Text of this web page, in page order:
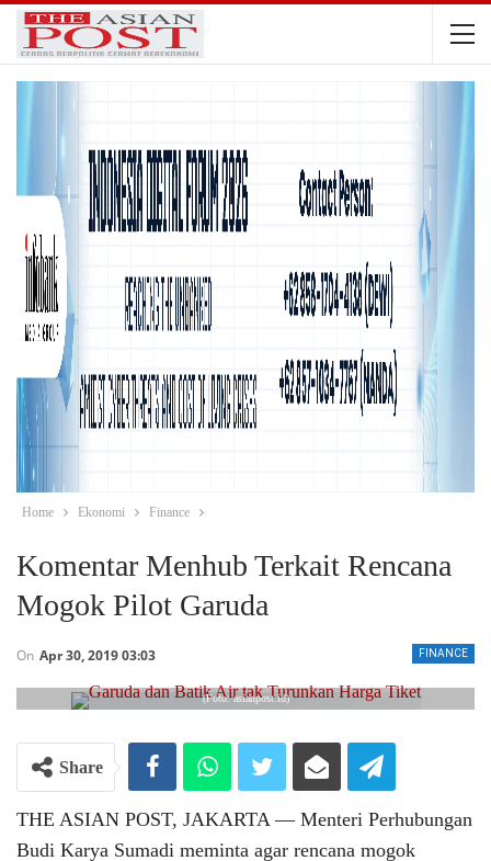
Home Ekonomi Finance
Komentar Menhub Terkait Rencana
Mogok Pilot Garuda
FINANCE
On Apr 30, 2019 03:03
(Foto: asianpost.id)
Share
THE ASIAN POST, JAKARTA ― Menteri Perhubungan
Budi Karya Sumadi meminta agar rencana mogok